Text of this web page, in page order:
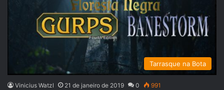
Tarrasque na Bota
Vinicius Watzl 21 de janeiro de 2019 0 991